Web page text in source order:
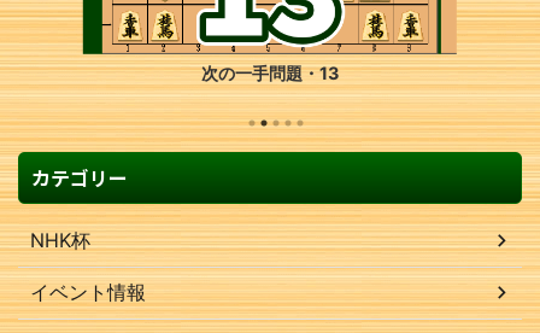
次の一手問題・2
カテゴリー
NHK杯
イベント情報